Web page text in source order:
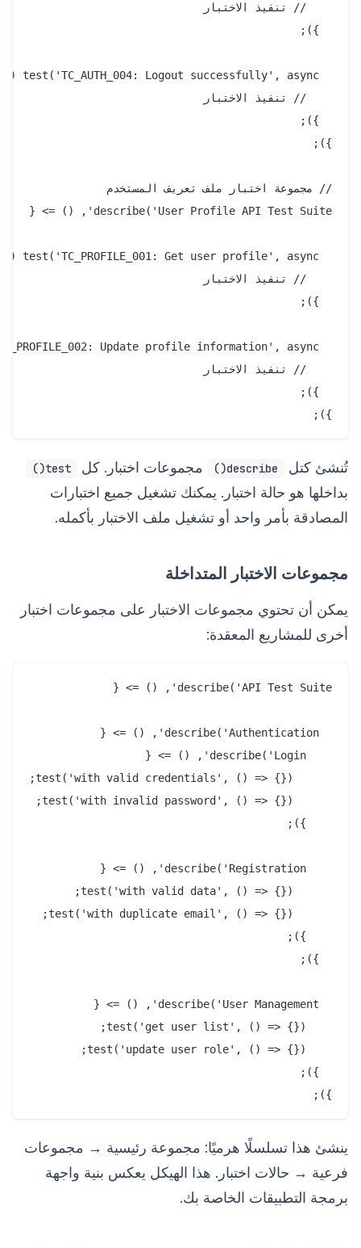
});
تُنشئ كتل describe() مجموعات اختبار. كل test()
بداخلها هو حالة اختبار. يمكنك تشغيل جميع اختبارات
المصادقة بأمر واحد أو تشغيل ملف الاختبار بأكمله.
مجموعات الاختبار المتداخلة
يمكن أن تحتوي مجموعات الاختبار على مجموعات اختبار
أخرى للمشاريع المعقدة:
});
ينشئ هذا تسلسلًا هرميًا: مجموعة رئيسية → مجموعات
فرعية → حالات اختبار. هذا الهيكل يعكس بنية واجهة
برمجة التطبيقات الخاصة بك.